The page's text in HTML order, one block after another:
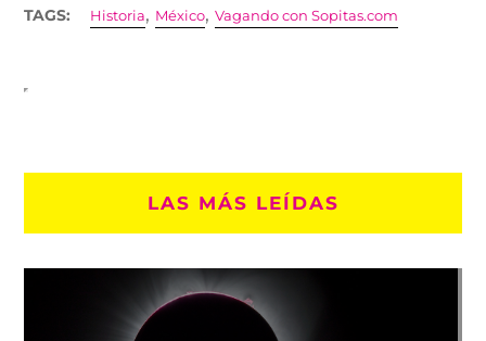
TAGS: Historia, México,Vagando con Sopitas.com
LAS MÁS LEÍDAS